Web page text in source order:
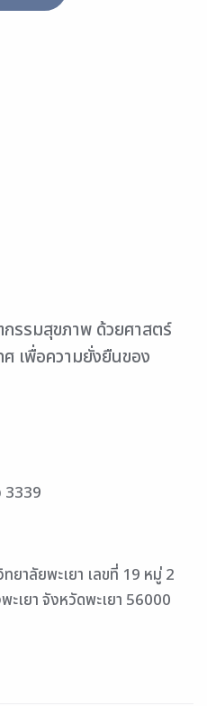
กรรมสุขภาพ ด้วยศาสตร์
เพื่อความยั่งยืนของ
3339
ยาลัยพะเยา เลขที่ 19 หมู่ 2
ะเยา จังหวัดพะเยา 56000